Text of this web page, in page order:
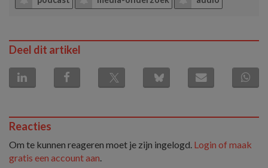
Deel dit artikel
Reacties
Om te kunnen reageren moet je zijn ingelogd. Login of maak
gratis een account aan